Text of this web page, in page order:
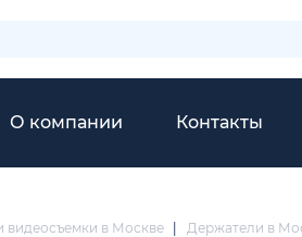
О компании Контакты
видеосъемки в Москве Держатели в